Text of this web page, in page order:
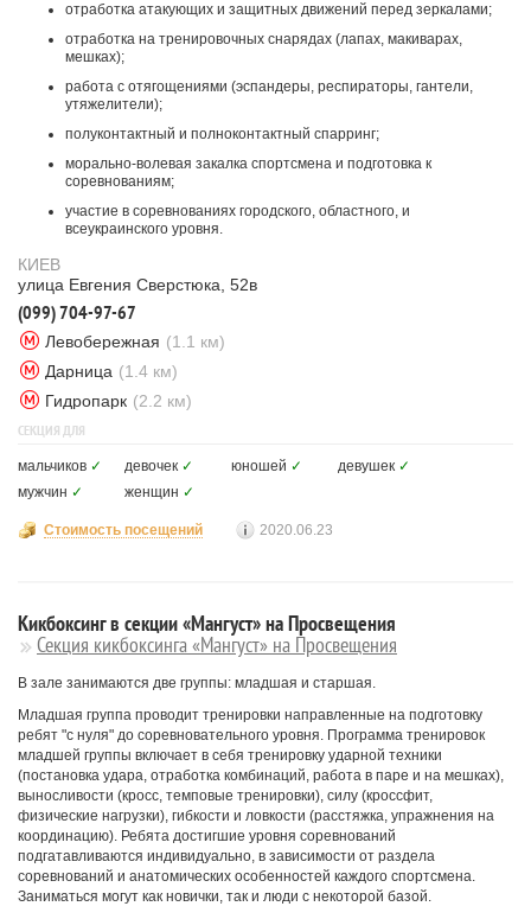
отработка атакующих и защитных движений перед зеркалами;
отработка на тренировочных снарядах (лапах, макиварах,
мешках);
работа с отягощениями (эспандеры, респираторы, гантели,
утяжелители);
полуконтактный и полноконтактный спарринг;
морально-волевая закалка спортсмена и подготовка к
соревнованиям;
участие в соревнованиях городского, областного, и
всеукраинского уровня.
КИЕВ
улица Евгения Сверстюка, 52в
(099) 704-97-67
Левобережная (1.1 км)
Дарница (1.4 км)
Гидропарк (2.2 км)
СЕКЦИЯ ДЛЯ
мальчиков ✓ девочек ✓ юношей ✓ девушек ✓
мужчин ✓ женщин ✓
Стоимость посещений 2020.06.23
Кикбоксинг в секции «Мангуст» на Просвещения
Секция кикбоксинга «Мангуст» на Просвещения
В зале занимаются две группы: младшая и старшая.
Младшая группа проводит тренировки направленные на подготовку
ребят "с нуля" до соревновательного уровня. Программа тренировок
младшей группы включает в себя тренировку ударной техники
(постановка удара, отработка комбинаций, работа в паре и на мешках),
выносливости (кросс, темповые тренировки), силу (кроссфит,
физические нагрузки), гибкости и ловкости (расстяжка, упражнения на
координацию). Ребята достигшие уровня соревнований
подгатавливаются индивидуально, в зависимости от раздела
соревнований и анатомических особенностей каждого спортсмена.
Заниматься могут как новички, так и люди с некоторой базой.